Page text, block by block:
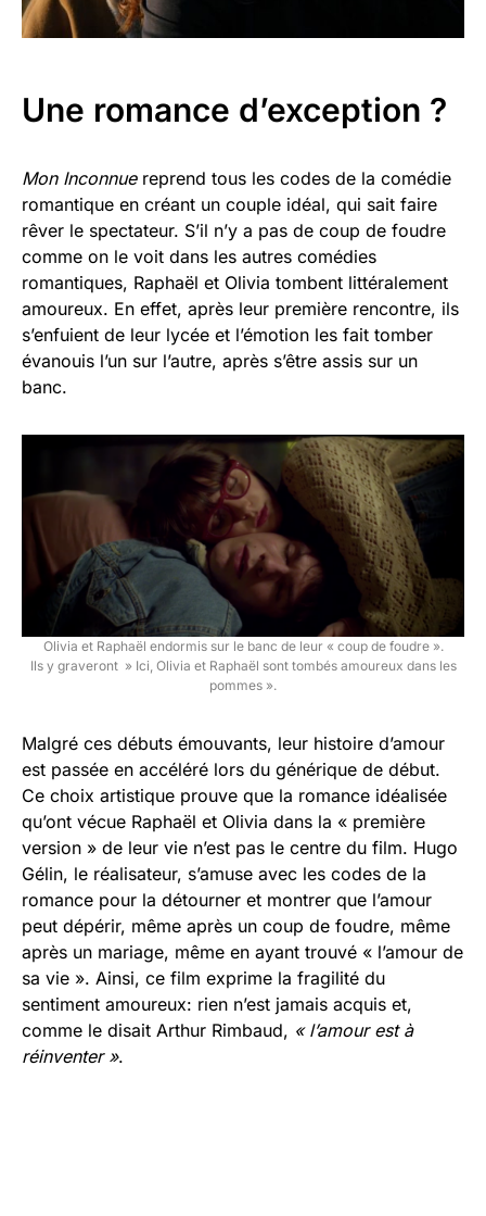
Une romance d’exception ?
Mon Inconnuereprend tous les codes de la comédie
romantique en créant un couple idéal, qui sait faire
rêver le spectateur. S’il n’y a pas de coup de foudre
comme on le voit dans les autres comédies
romantiques, Raphaël et Olivia tombent littéralement
amoureux. En effet, après leur première rencontre, ils
s’enfuient de leur lycée et l’émotion les fait tomber
évanouis l’un sur l’autre, après s’être assis sur un
banc.
Olivia et Raphaël endormis sur le banc de leur « coup de foudre ».
Ils y graveront » Ici, Olivia et Raphaël sont tombés amoureux dans les
pommes ».
Malgré ces débuts émouvants, leur histoire d’amour
est passée en accéléré lors du générique de début.
Ce choix artistique prouve que la romance idéalisée
qu’ont vécue Raphaël et Olivia dans la « première
version » de leur vie n’est pas le centre du film. Hugo
Gélin, le réalisateur, s’amuse avec les codes de la
romance pour la détourner et montrer que l’amour
peut dépérir, même après un coup de foudre, même
après un mariage, même en ayant trouvé « l’amour de
sa vie ». Ainsi, ce film exprime la fragilité du
sentiment amoureux: rien n’est jamais acquis et,
comme le disait Arthur Rimbaud, « l’amour est à
réinventer ».